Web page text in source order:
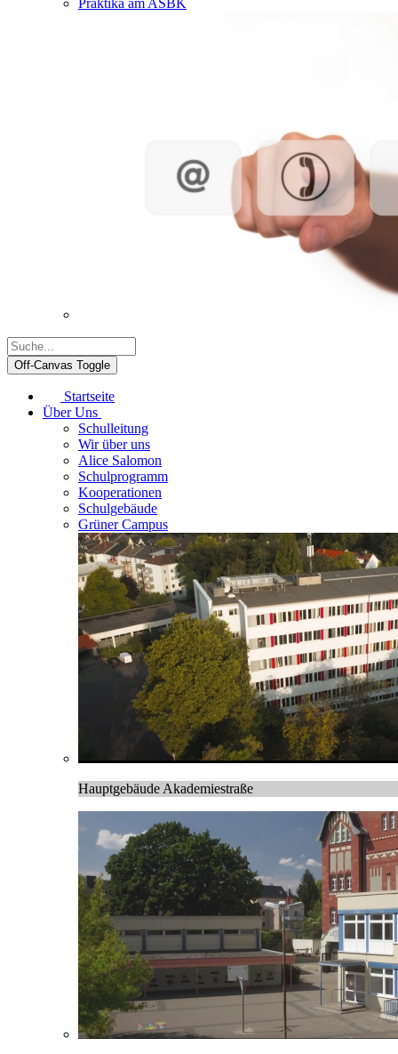
Praktika am ASBK
Off-Canvas Toggle
Startseite
Über Uns
Schulleitung
Wir über uns
Alice Salomon
Schulprogramm
Kooperationen
Schulgebäude
Grüner Campus
Hauptgebäude Akademiestraße